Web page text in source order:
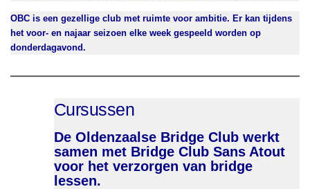
OBC is een gezellige club met ruimte voor ambitie. Er kan tijdens
het voor- en najaar seizoen elke week gespeeld worden op
donderdagavond.
Cursussen
De Oldenzaalse Bridge Club werkt
samen met Bridge Club Sans Atout
voor het verzorgen van bridge
lessen.